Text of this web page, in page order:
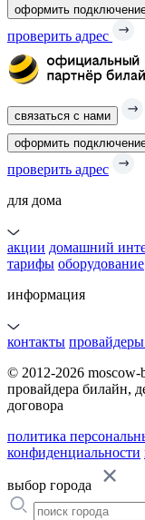
оформить
проверить адрес
связаться с нами
оформить
проверить адрес
для дома
акции домашний
тарифы оборудование
информация
контакты
© 2012-2026
провайдера билайн,
договора
политика
конфиденциальности
выбор города